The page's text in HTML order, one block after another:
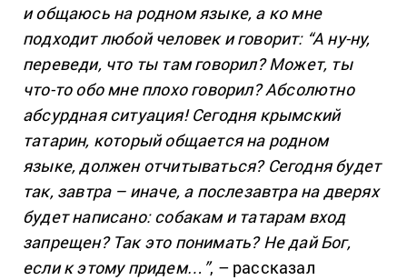
и общаюсь на родном языке, а ко мне
подходит любой человек и говорит: “А ну-ну,
переведи, что ты там говорил? Может, ты
что-то обо мне плохо говорил? Абсолютно
абсурдная ситуация! Сегодня крымский
татарин, который общается на родном
языке, должен отчитываться? Сегодня будет
так, завтра – иначе, а послезавтра на дверях
будет написано: собакам и татарам вход
запрещен? Так это понимать? Не дай Бог,
если к этому придем…”, – рассказал